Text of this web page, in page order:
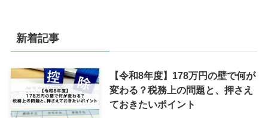
新着記事
【令和8年度】178万円の壁で何が
変わる？税務上の問題と、押さえ
ておきたいポイント